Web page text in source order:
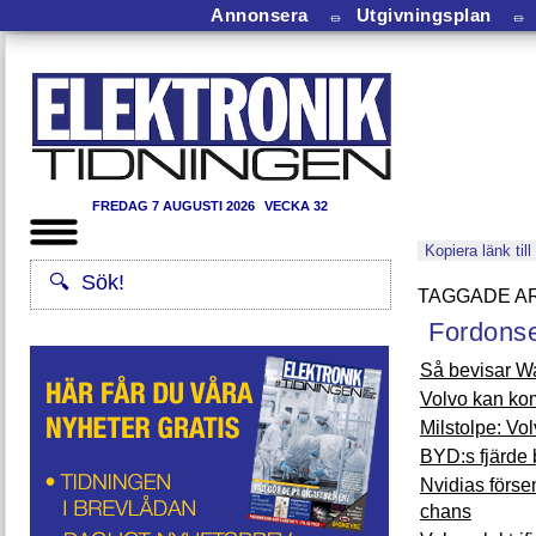
Annonsera ⏛ Utgivningsplan ⏛
FREDAG 7 AUGUSTI 2026 VECKA 32
Kopiera länk till
Så bevisar
Volvo kan
Milstolpe:
BYD:s fjärde
Nvidias
chans